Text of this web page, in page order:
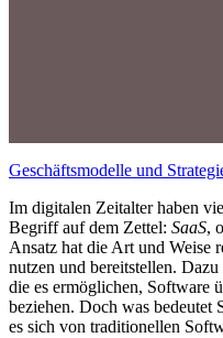
Geschäftsmodelle und
Im digitalen Zeitalter haben
Begriff auf dem Zettel: SaaS,
Ansatz hat die Art und
nutzen und bereitstellen.
die es ermöglichen, Software
beziehen. Doch was bedeutet
es sich von traditionellen